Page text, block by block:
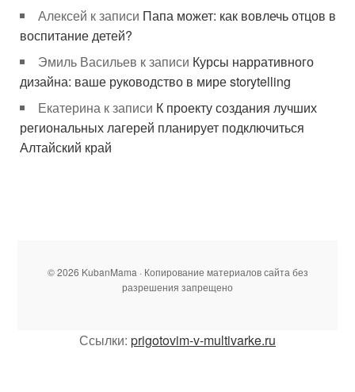
Алексей к записи Папа может: как вовлечь отцов в
воспитание детей?
Эмиль Васильев к записи Курсы нарративного
дизайна: ваше руководство в мире storytelling
Екатерина к записи К проекту создания лучших
региональных лагерей планирует подключиться
Алтайский край
© 2026 KubanMama · Копирование материалов сайта без
разрешения запрещено
Ссылки: prigotovim-v-multivarke.ru